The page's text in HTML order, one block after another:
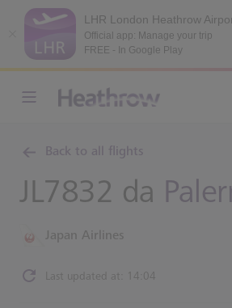
LHR London Heathrow
Official app: Manage your trip
FREE - In Google Play
Back to all flights
JL7832 da
Japan Airlines
Last updated at: 14:04